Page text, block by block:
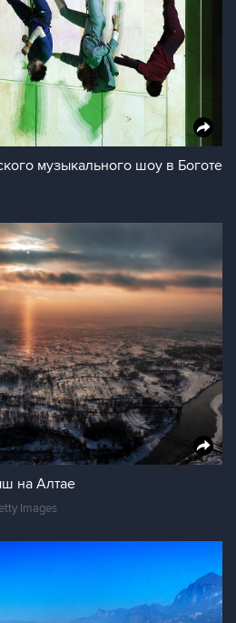
музыкального шоу в Боготе
на Алтае
Images